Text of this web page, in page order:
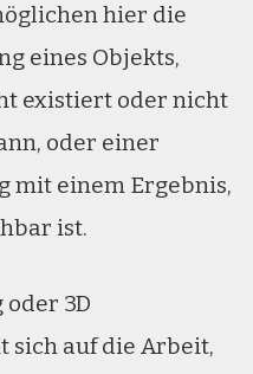
hier die
eines Objekts,
existiert oder nicht
oder einer
mit einem Ergebnis,
ist.
3D
sich auf die Arbeit,